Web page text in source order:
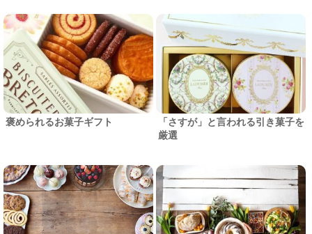
褒められるお菓子ギフト
「さすが」と言われる引き菓子を
厳選